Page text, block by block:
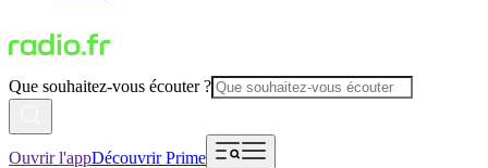
Que souhaitez-vous écouter ?
Ouvrir l'appDécouvrir Prime